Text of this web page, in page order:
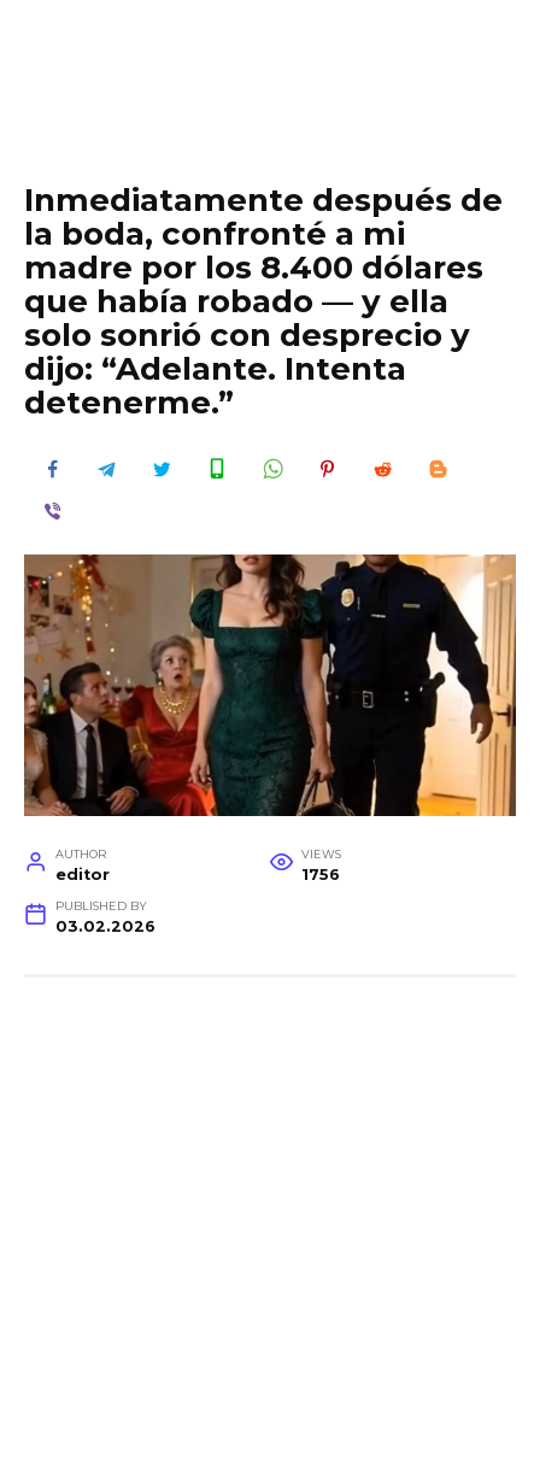
Inmediatamente después de
la boda, confronté a mi
madre por los 8.400 dólares
que había robado — y ella
solo sonrió con desprecio y
dijo: “Adelante. Intenta
detenerme.”
AUTHOR
editor
VIEWS
1756
PUBLISHED BY
03.02.2026